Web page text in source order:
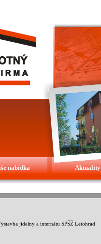
nabídka Aktuality
jídelny a internátu SPŠŽ Letohrad